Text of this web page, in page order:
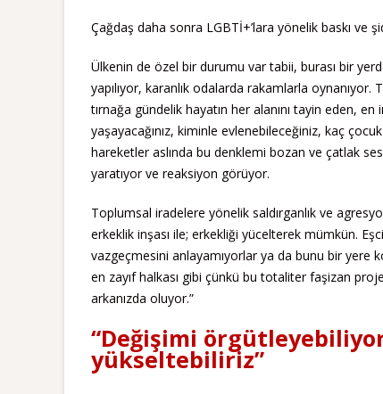
Çağdaş daha sonra LGBTİ+’lara yönelik baskı
Ülkenin de özel bir durumu var tabii, burası bir
yapılıyor, karanlık odalarda rakamlarla
tırnağa gündelik hayatın her alanını tayin eden,
yaşayacağınız, kiminle evlenebileceğiniz, kaç
hareketler aslında bu denklemi bozan ve çatlak
yaratıyor ve reaksiyon görüyor.
Toplumsal iradelere yönelik saldırganlık ve
erkeklik inşası ile; erkekliği yücelterek mümkün.
vazgeçmesini anlayamıyorlar ya da bunu bir yere
en zayıf halkası gibi çünkü bu totaliter faşizan
arkanızda oluyor.”
“Değişimi
yükseltebiliriz”